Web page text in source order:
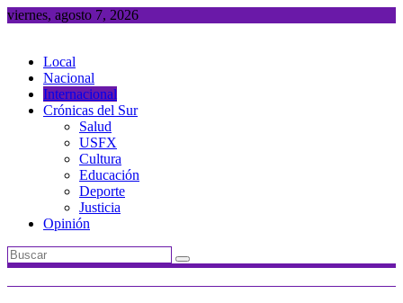
Saltar
viernes, agosto 7, 2026
Local
Nacional
Internacional
Crónicas del Sur
Salud
USFX
Cultura
Educación
Deporte
Justicia
Opinión